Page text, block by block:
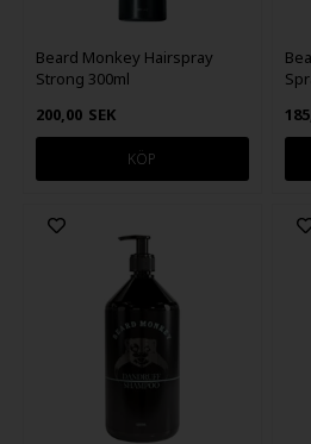
Beard Monkey Hairspray
Strong 300ml
200,00 SEK